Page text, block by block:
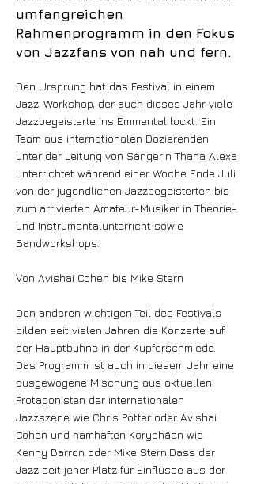
umfangreichen
Rahmenprogramm in den Fokus
von Jazzfans von nah und fern.
Den Ursprung hat das Festival in einem
Jazz-Workshop, der auch dieses Jahr viele
Jazzbegeisterte ins Emmental lockt. Ein
Team aus internationalen Dozierenden
unter der Leitung von Sängerin Thana Alexa
unterrichtet während einer Woche Ende Juli
von der jugendlichen Jazzbegeisterten bis
zum arrivierten Amateur-Musiker in Theorie-
und Instrumentalunterricht sowie
Bandworkshops.
Von Avishai Cohen bis Mike Stern
Den anderen wichtigen Teil des Festivals
bilden seit vielen Jahren die Konzerte auf
der Hauptbühne in der Kupferschmiede.
Das Programm ist auch in diesem Jahr eine
ausgewogene Mischung aus aktuellen
Protagonisten der internationalen
Jazzszene wie Chris Potter oder Avishai
Cohen und namhaften Koryphäen wie
Kenny Barron oder Mike Stern.Dass der
Jazz seit jeher Platz für Einflüsse aus der